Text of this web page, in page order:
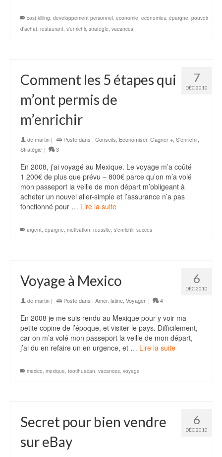
cost killing, developpement personnel, economie, economies, épargne, pouvoir
d'achat, restaurant, s'enrichir, stratégie, vacances
7
DÉC 2010
Comment les 5 étapes qui
m’ont permis de
m’enrichir
demartin | Posté dans : Conseils Economiser, Gagner + S'enrichir,
Stratégie | 3
En 2008, j’ai voyagé au Mexique. Le voyage m’a coûté
1 200€ de plus que prévu – 800€ parce qu’on m’a volé
mon passeport la veille de mon départ m’obligeant à
acheter un nouvel aller-simple et l’assurance n’a pas
fonctionné pour … Lire la suite
argent, épargne, motivation, reussite, s'enrichir, succes
6
DÉC 2010
Voyage à Mexico
demartin | Posté dans : Amér. latine Voyager | 4
En 2008 je me suis rendu au Mexique pour y voir ma
petite copine de l’époque, et visiter le pays. Difficilement,
car on m’a volé mon passeport la veille de mon départ,
j’ai du en refaire un en urgence, et … Lire la suite
mexico, mexique, teotihuacan, vacances, voyage
6
DÉC 2010
Secret pour bien vendre
sur eBay